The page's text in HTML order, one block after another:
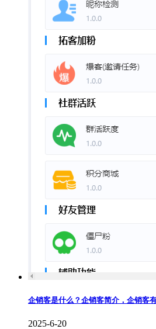
企销客是什么？企销客简介，企销客
2025-6-20